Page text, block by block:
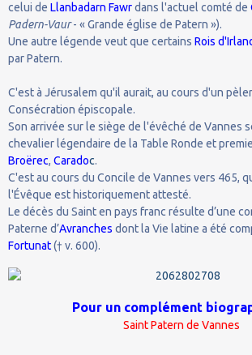
celui de Llanbadarn Fawrdans l'actuel comté de
Padern-Vaur- « Grande église de Patern »).
Une autre légende veut que certains Rois
par Patern.
C'est à Jérusalem qu'il aurait, au cours d'un
Consécration épiscopale.
Son arrivée sur le siège de l'évêché de Vannes
chevalier légendaire de la Table Ronde et
Broërec, Caradoc.
C'est au cours du Concile de Vannes vers 465,
l'Évêque est historiquement attesté.
Le décès du Saint en pays franc résulte d’une
Paterne d’Avranches dont la Vie latine a été
Fortunat(† v. 600).
Pour un complément
Saint Patern de Vannes